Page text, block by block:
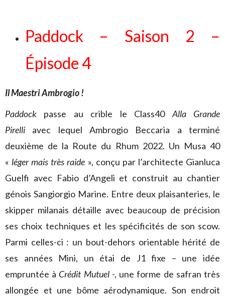
Paddock – Saison 2 –
Épisode 4
Il Maestri Ambrogio !
Paddock passe au crible le Class40 Alla Grande
Pirelli avec lequel Ambrogio Beccaria a terminé
deuxième de la Route du Rhum 2022. Un Musa 40
« léger mais très raide », conçu par l’architecte Gianluca
Guelfi avec Fabio d’Angeli et construit au chantier
génois Sangiorgio Marine. Entre deux plaisanteries, le
skipper milanais détaille avec beaucoup de précision
ses choix techniques et les spécificités de son scow.
Parmi celles-ci : un bout-dehors orientable hérité de
ses années Mini, un étai de J1 fixe – une idée
empruntée à Crédit Mutuel-, une forme de safran très
allongée et une bôme aérodynamique. Son endroit